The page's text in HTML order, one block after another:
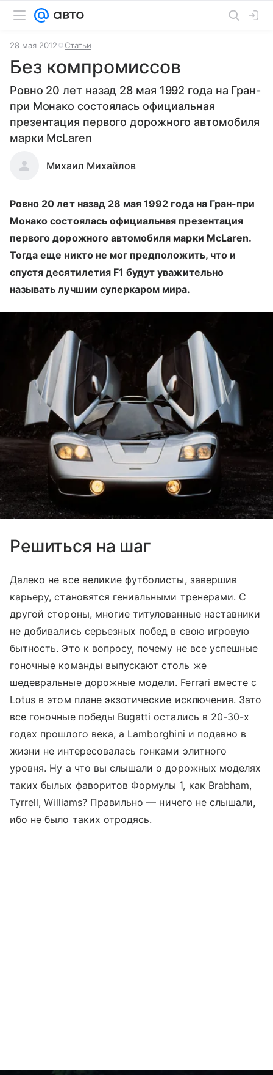
28 мая 2012 Статьи
Без компромиссов
Ровно 20 лет назад 28 мая 1992 года на Гран-
при Монако состоялась официальная
презентация первого дорожного автомобиля
марки McLaren
Михаил Михайлов
Ровно 20 лет назад 28 мая 1992 года на Гран-при
Монако состоялась официальная презентация
первого дорожного автомобиля марки McLaren.
Тогда еще никто не мог предположить, что и
спустя десятилетия F1 будут уважительно
называть лучшим суперкаром мира.
Решиться на шаг
Далеко не все великие футболисты, завершив
карьеру, становятся гениальными тренерами. С
другой стороны, многие титулованные наставники
не добивались серьезных побед в свою игровую
бытность. Это к вопросу, почему не все успешные
гоночные команды выпускают столь же
шедевральные дорожные модели. Ferrari вместе с
Lotus в этом плане экзотические исключения. Зато
все гоночные победы Bugatti остались в 20-30-х
годах прошлого века, а Lamborghini и подавно в
жизни не интересовалась гонками элитного
уровня. Ну а что вы слышали о дорожных моделях
таких былых фаворитов Формулы 1, как Brabham,
Tyrrell, Williams? Правильно — ничего не слышали,
ибо не было таких отродясь.